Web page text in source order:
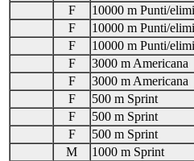
F
10000 m Punti/
F
10000 m Punti/
F
10000 m Punti/
F
3000 m Americana
F
3000 m Americana
F
500 m Sprint
F
500 m Sprint
F
500 m Sprint
M
1000 m Sprint